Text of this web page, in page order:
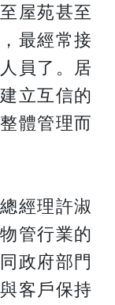
屋苑甚至
最經常接
員了。居
立互信的
體管理而
經理許淑
管行業的
政府部門
客戶保持